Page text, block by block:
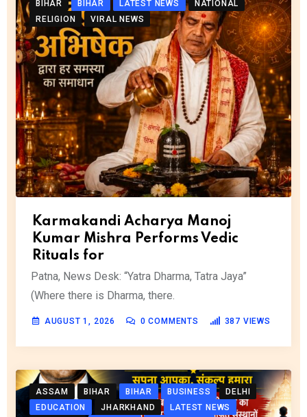
BIHAR BIHAR LATEST NEWS
NATIONAL
RELIGION
VIRAL NEWS
Karmakandi Acharya Manoj
Kumar Mishra Performs Vedic
Rituals for
Patna, News Desk: “Yatra Dharma, Tatra Jaya”
(Where there is Dharma, there.
AUGUST 1, 2026 0 COMMENTS 387 VIEWS
ASSAM BIHAR BIHAR BUSINESS
DELHI
EDUCATION
JHARKHAND
LATEST NEWS